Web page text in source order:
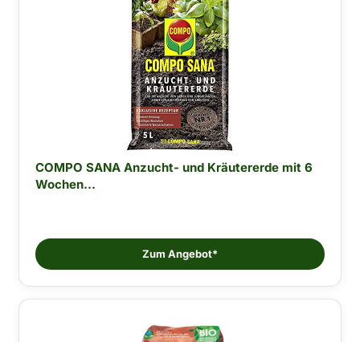
COMPO SANA Anzucht- und Kräutererde mit 6
Wochen...
Zum Angebot*